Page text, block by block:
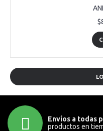
Envíos a todas
productos en